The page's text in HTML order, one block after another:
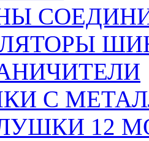
С
12